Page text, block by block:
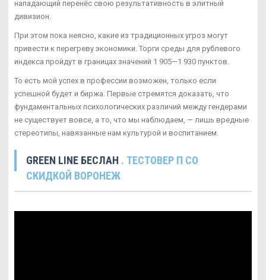
нападающий перенёс свою результативность в элитный
дивизион.
При этом пока неясно, какие из традиционных угроз могут
привести к перегреву экономики. Торги среды для рублевого
индекса пройдут в границах значений 1 905—1 930 пунктов.
То есть мой успех в профессии возможен, только если
успешной будет и биржа. Первые стремятся доказать, что
фундаментальных психологических различий между гендерами
не существует вовсе, а то, что мы наблюдаем, — лишь вредные
стереотипы, навязанные нам культурой и воспитанием.
GREEN LINE БЕСЛАН . ТЕСТОВЕР П СО
СКИДКОЙ ВОРОНЕЖ